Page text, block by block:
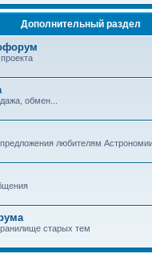
Дополнительный раздел
обмен...
любителям
старых тем